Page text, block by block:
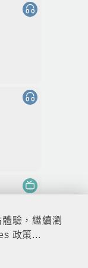
驗，繼續瀏
政策...